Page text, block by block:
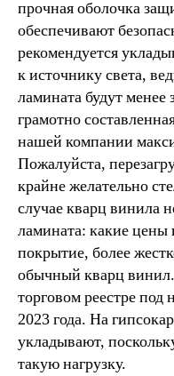
прочная оболочка
обеспечивают
рекомендуется
к источнику света,
ламината будут
грамотно
нашей компании
Пожалуйста,
крайне желательно
случае кварц винила
ламината: какие цены
покрытие, более
обычный кварц
торговом реестре под
2023 года. На
укладывают,
такую нагрузку.